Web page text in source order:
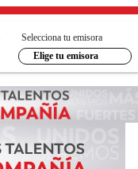
Selecciona tu emisora
Elige tu emisora